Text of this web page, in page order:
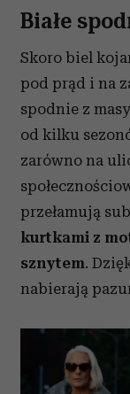
Białe
Skoro biel
pod prąd i na
spodnie z
od kilku
zarówno na
przełamują
kurtkami z
sznytem.
nabierają